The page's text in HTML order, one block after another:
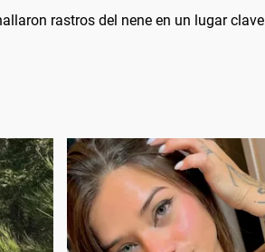
rastros del nene en un lugar clave